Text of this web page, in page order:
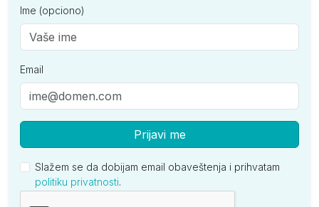
Ime (opciono)
Email
Prijavi me
Slažem se da dobijam email obaveštenja i prihvatam
politiku privatnosti.